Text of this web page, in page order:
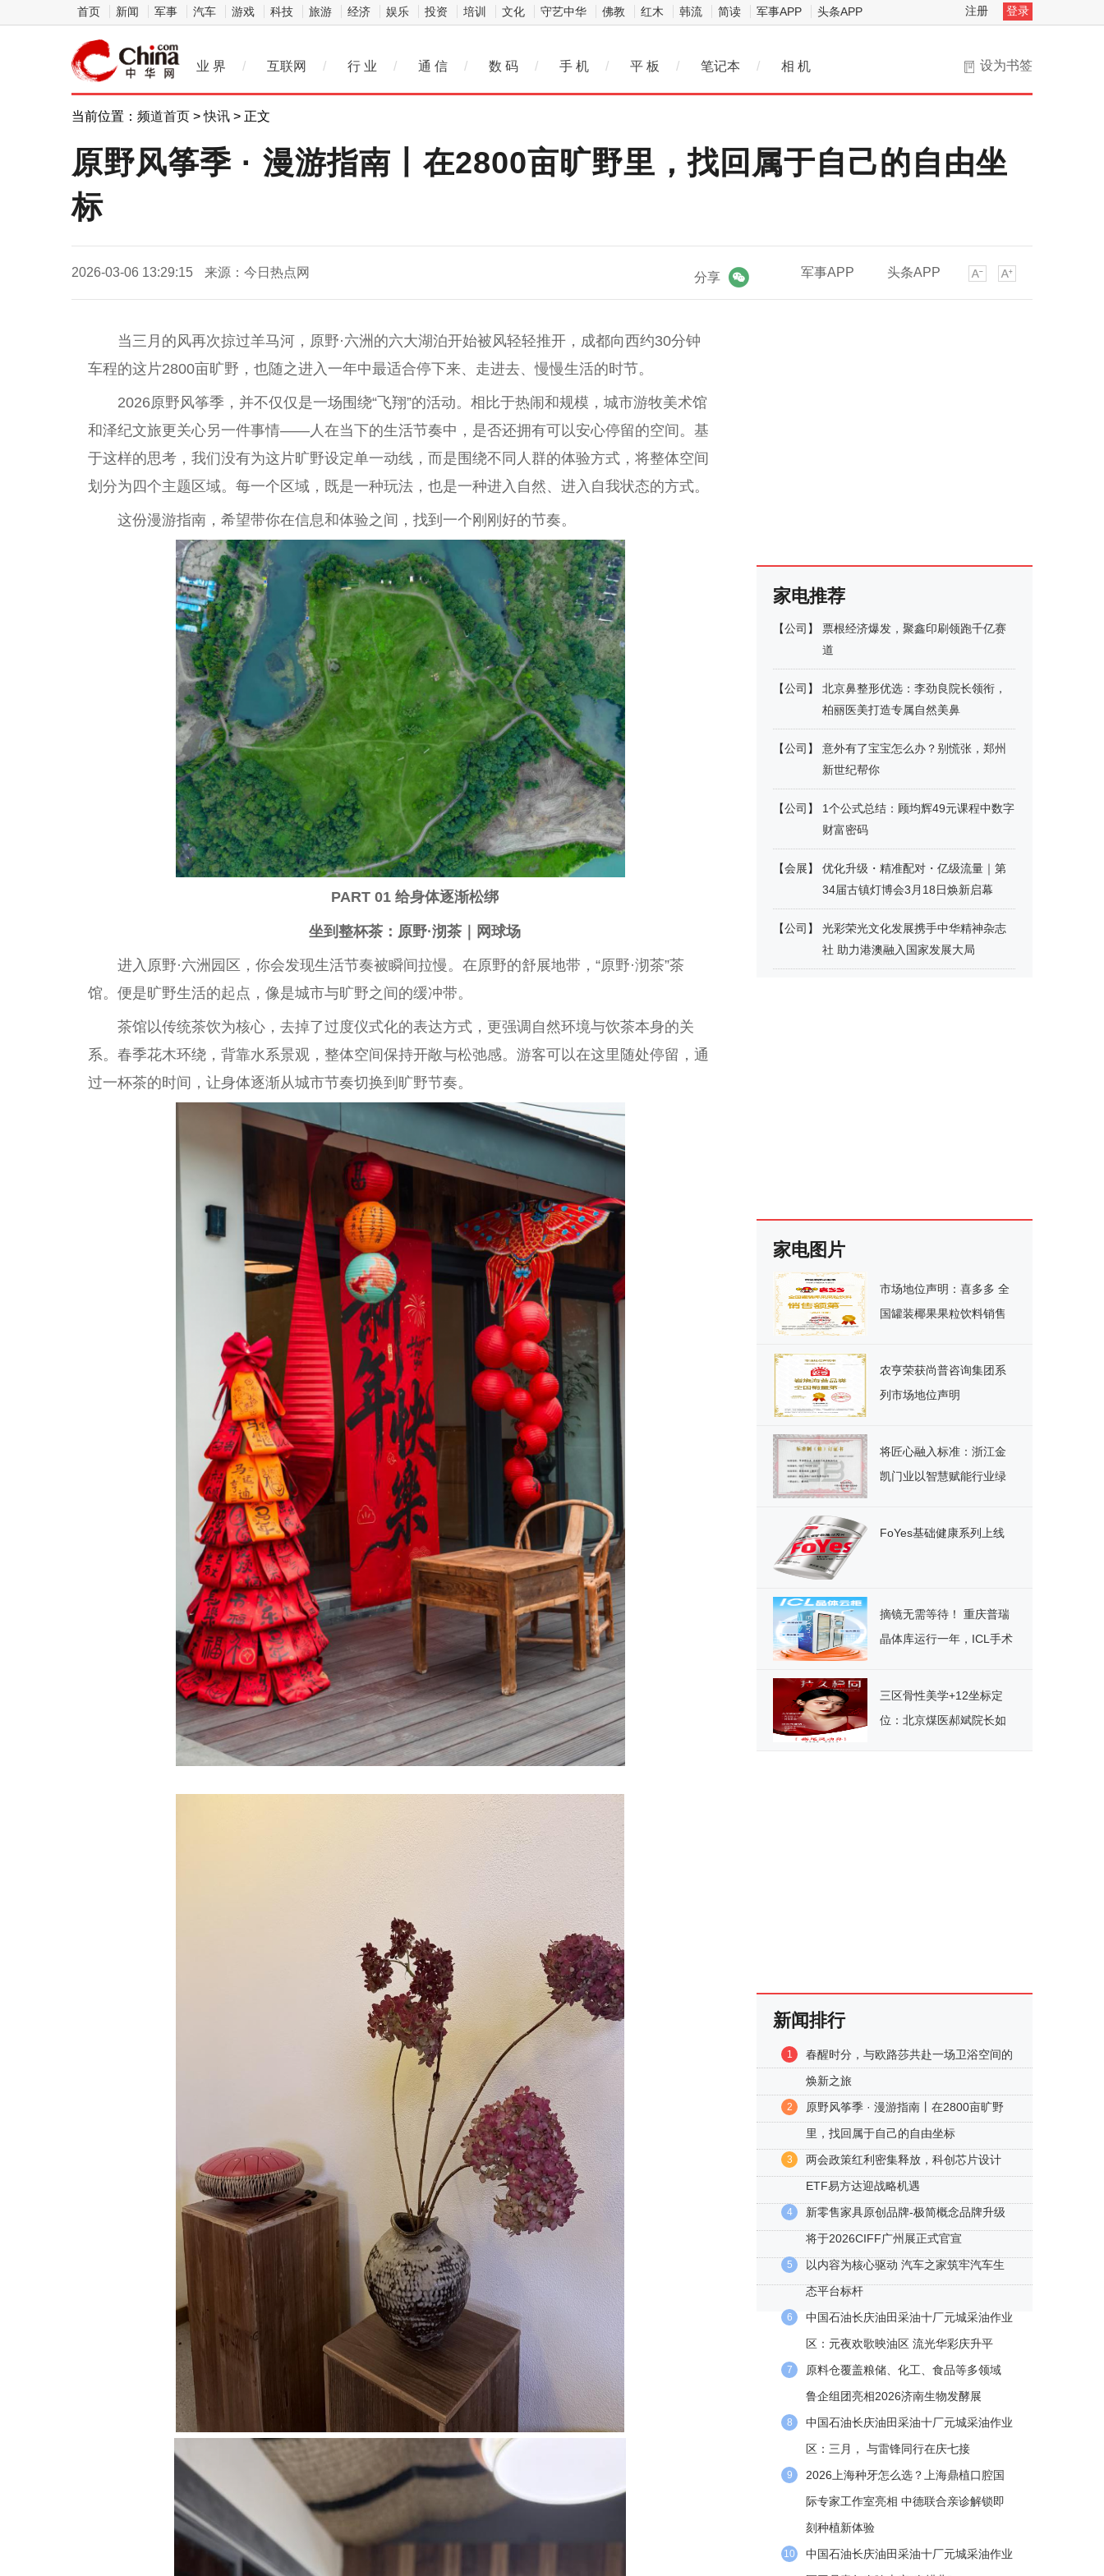
首页 新闻 军事 汽车 游戏 科技 旅游 经济 娱乐 投资 培训 文化 守艺中华 佛教 红木 韩流 简读 军事APP 头条APP 注册 登录
设为书签
业 界 / 互联网 / 行 业 / 通 信 / 数 码 / 手 机 / 平 板 / 笔记本 / 相 机
当前位置： 频道首页 >快讯 > 正文
原野风筝季 · 漫游指南丨在2800亩旷野里，找回属于自己的自由坐
标
2026-03-06 13:29:15 来源：今日热点网 军事APP 头条APP
分享
当三月的风再次掠过羊马河，原野·六洲的六大湖泊开始被风轻轻推开，成都向西约30分钟
车程的这片2800亩旷野，也随之进入一年中最适合停下来、走进去、慢慢生活的时节。
2026原野风筝季，并不仅仅是一场围绕“飞翔”的活动。相比于热闹和规模，城市游牧美术馆
和泽纪文旅更关心另一件事情——人在当下的生活节奏中，是否还拥有可以安心停留的空间。基
于这样的思考，我们没有为这片旷野设定单一动线，而是围绕不同人群的体验方式，将整体空间
划分为四个主题区域。每一个区域，既是一种玩法，也是一种进入自然、进入自我状态的方式。
这份漫游指南，希望带你在信息和体验之间，找到一个刚刚好的节奏。
PART 01 给身体逐渐松绑
坐到整杯茶：原野·沏茶｜网球场
进入原野·六洲园区，你会发现生活节奏被瞬间拉慢。在原野的舒展地带，“原野·沏茶”茶
馆。便是旷野生活的起点，像是城市与旷野之间的缓冲带。
茶馆以传统茶饮为核心，去掉了过度仪式化的表达方式，更强调自然环境与饮茶本身的关
系。春季花木环绕，背靠水系景观，整体空间保持开敞与松弛感。游客可以在这里随处停留，通
过一杯茶的时间，让身体逐渐从城市节奏切换到旷野节奏。
家电推荐
【公司 】
票根经济爆发，聚鑫印刷领跑千亿赛
道
【公司 】
北京鼻整形优选：李劲良院长领衔，
柏丽医美打造专属自然美鼻
【公司 】
意外有了宝宝怎么办？别慌张，郑州
新世纪帮你
【公司 】
1个公式总结：顾均辉49元课程中数字
财富密码
【会展】
优化升级・精准配对・亿级流量｜第
34届古镇灯博会3月18日焕新启幕
【公司 】
光彩荣光文化发展携手中华精神杂志
社 助力港澳融入国家发展大局
家电图片
市场地位声明：喜多多 全
国罐装椰果果粒饮料销售
农亨荣获尚普咨询集团系
列市场地位声明
将匠心融入标准：浙江金
凯门业以智慧赋能行业绿
FoYes基础健康系列上线
摘镜无需等待！ 重庆普瑞
晶体库运行一年，ICL手术
三区骨性美学+12坐标定
位：北京煤医郝斌院长如
新闻排行
1
春醒时分，与欧路莎共赴一场卫浴空间的
焕新之旅
2
原野风筝季 · 漫游指南丨在2800亩旷野
里，找回属于自己的自由坐标
3
两会政策红利密集释放，科创芯片设计
ETF易方达迎战略机遇
4
新零售家具原创品牌-极简概念品牌升级
将于2026CIFF广州展正式官宣
5
以内容为核心驱动 汽车之家筑牢汽车生
态平台标杆
6
中国石油长庆油田采油十厂元城采油作业
区：元夜欢歌映油区 流光华彩庆升平
7
原料仓覆盖粮储、化工、食品等多领域
鲁企组团亮相2026济南生物发酵展
8
中国石油长庆油田采油十厂元城采油作业
区：三月， 与雷锋同行在庆七接
9
2026上海种牙怎么选？上海鼎植口腔国
际专家工作室亮相 中德联合亲诊解锁即
刻种植新体验
10
中国石油长庆油田采油十厂元城采油作业